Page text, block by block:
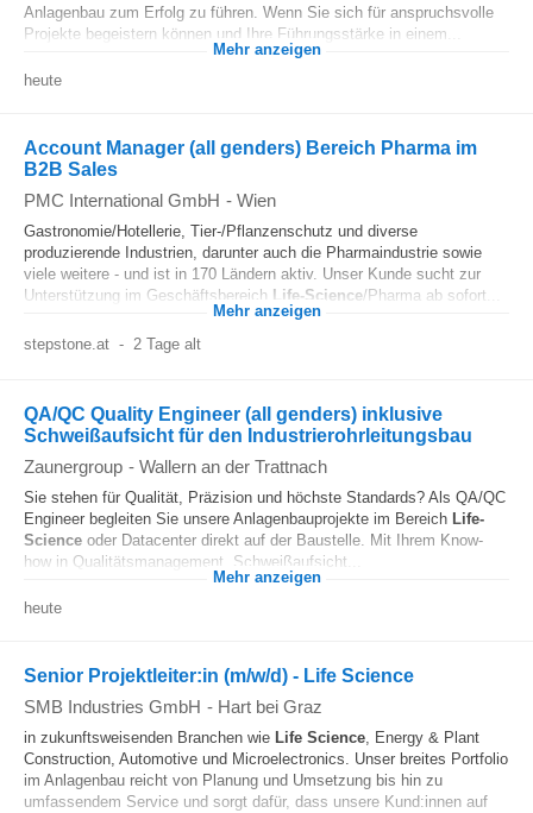
Anlagenbau zum Erfolg zu führen. Wenn Sie sich für anspruchsvolle
Projekte begeistern können und Ihre Führungsstärke in einem...
Mehr anzeigen
heute
Account Manager (all genders) Bereich Pharma im
B2B Sales
PMC International GmbH - Wien
Gastronomie/Hotellerie, Tier-/Pflanzenschutz und diverse
produzierende Industrien, darunter auch die Pharmaindustrie sowie
viele weitere - und ist in 170 Ländern aktiv. Unser Kunde sucht zur
Unterstützung im Geschäftsbereich Life-Science/Pharma ab sofort...
Mehr anzeigen
stepstone.at - 2 Tage alt
QA/QC Quality Engineer (all genders) inklusive
Schweißaufsicht für den Industrierohrleitungsbau
Zaunergroup - Wallern an der Trattnach
Sie stehen für Qualität, Präzision und höchste Standards? Als QA/QC
Engineer begleiten Sie unsere Anlagenbauprojekte im Bereich Life-
Science oder Datacenter direkt auf der Baustelle. Mit Ihrem Know-
how in Qualitätsmanagement, Schweißaufsicht...
Mehr anzeigen
heute
Senior Projektleiter:in (m/w/d) - Life Science
SMB Industries GmbH - Hart bei Graz
in zukunftsweisenden Branchen wie Life Science, Energy & Plant
Construction, Automotive und Microelectronics. Unser breites Portfolio
im Anlagenbau reicht von Planung und Umsetzung bis hin zu
umfassendem Service und sorgt dafür, dass unsere Kund:innen auf